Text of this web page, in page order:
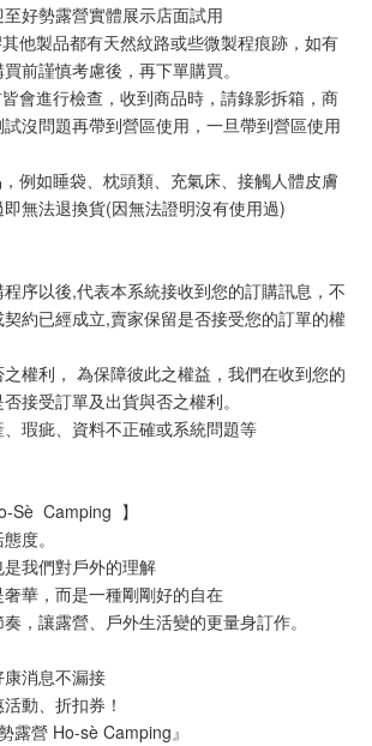
好勢露營實體展示店面試用
他製品都有天然紋路或些微製程痕跡，如有
前謹慎考慮後，再下單購買。
會進行檢查，收到商品時，請錄影拆箱，商
沒問題再帶到營區使用，一旦帶到營區使用
例如睡袋、枕頭類、充氣床、接觸人體皮膚
無法退換貨(因無法證明沒有使用過)
序以後,代表本系統接收到您的訂購訊息，不
約已經成立,賣家保留是否接受您的訂單的權
權利， 為保障彼此之權益，我們在收到您的
接受訂單及出貨與否之權利。
瑕疵、資料不正確或系統問題等
Camping  】
度。
我們對戶外的理解
華，而是一種剛剛好的自在
，讓露營、戶外生活變的更量身訂作。
康消息不漏接
動、折扣券！
露營 Ho-sè Camping』